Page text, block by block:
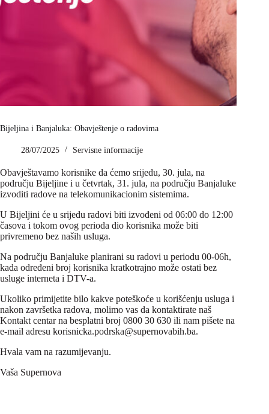
Bijeljina i Banjaluka: Obavještenje o radovima
28/07/2025 Servisne informacije
Obavještavamo korisnike da ćemo srijedu, 30. jula, na
području Bijeljine i u četvrtak, 31. jula, na području Banjaluke
izvoditi radove na telekomunikacionim sistemima.
U Bijeljini će u srijedu radovi biti izvođeni od 06:00 do 12:00
časova i tokom ovog perioda dio korisnika može biti
privremeno bez naših usluga.
Na području Banjaluke planirani su radovi u periodu 00-06h,
kada određeni broj korisnika kratkotrajno može ostati bez
usluge interneta i DTV-a.
Ukoliko primijetite bilo kakve poteškoće u korišćenju usluga i
nakon završetka radova, molimo vas da kontaktirate naš
Kontakt centar na besplatni broj 0800 30 630 ili nam pišete na
e-mail adresu korisnicka.podrska@supernovabih.ba.
Hvala vam na razumijevanju.
Vaša Supernova